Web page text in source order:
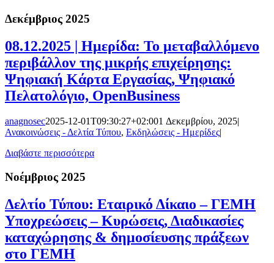
Δεκέμβριος 2025
08.12.2025 | Ημερίδα: Το μεταβαλλόμενο
περιβάλλον της μικρής επιχείρησης:
Ψηφιακή Κάρτα Εργασίας, Ψηφιακό
Πελατολόγιο, OpenBusiness
anagnosec2025-12-01T09:30:27+02:001 Δεκεμβρίου, 2025|
Ανακοινώσεις - Δελτία Τύπου, Εκδηλώσεις - Ημερίδες|
Διαβάστε περισσότερα
Νοέμβριος 2025
Δελτίο Τύπου: Εταιρικό Δίκαιο – ΓΕΜΗ
Υποχρεώσεις – Κυρώσεις, Διαδικασίες
καταχώρησης & δημοσίευσης πράξεων
στο ΓΕΜΗ